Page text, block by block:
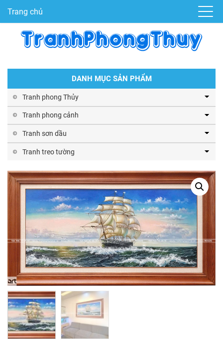
Trang chủ
DANH MỤC SẢN PHẨM
Tranh phong Thủy
Tranh phong cảnh
Tranh sơn dầu
Tranh treo tường